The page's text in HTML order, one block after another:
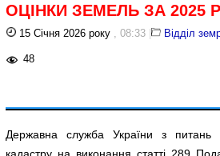
ОЦІНКИ ЗЕМЕЛЬ ЗА 2025
15 Січня 2026 року , 08:33 | Відділ
48
Державна служба України з питань